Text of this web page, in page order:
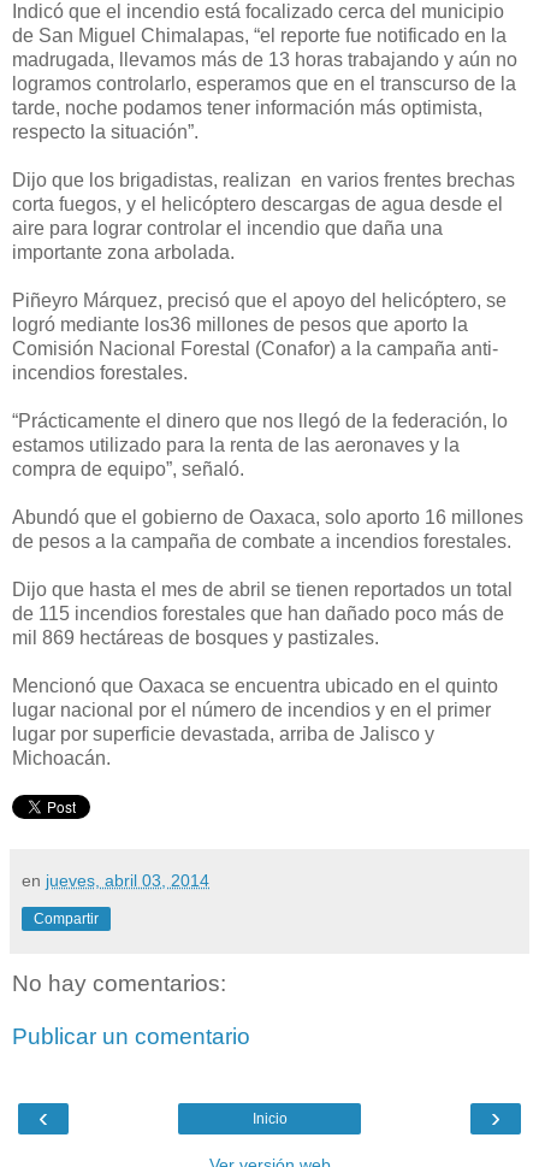
Indicó que el incendio está focalizado cerca del municipio
de San Miguel Chimalapas, “el reporte fue notificado en la
madrugada, llevamos más de 13 horas trabajando y aún no
logramos controlarlo, esperamos que en el transcurso de la
tarde, noche podamos tener información más optimista,
respecto la situación”.
Dijo que los brigadistas, realizan en varios frentes brechas
corta fuegos, y el helicóptero descargas de agua desde el
aire para lograr controlar el incendio que daña una
importante zona arbolada.
Piñeyro Márquez, precisó que el apoyo del helicóptero, se
logró mediante los36 millones de pesos que aporto la
Comisión Nacional Forestal (Conafor) a la campaña anti-
incendios forestales.
“Prácticamente el dinero que nos llegó de la federación, lo
estamos utilizado para la renta de las aeronaves y la
compra de equipo”, señaló.
Abundó que el gobierno de Oaxaca, solo aporto 16 millones
de pesos a la campaña de combate a incendios forestales.
Dijo que hasta el mes de abril se tienen reportados un total
de 115 incendios forestales que han dañado poco más de
mil 869 hectáreas de bosques y pastizales.
Mencionó que Oaxaca se encuentra ubicado en el quinto
lugar nacional por el número de incendios y en el primer
lugar por superficie devastada, arriba de Jalisco y
Michoacán.
en jueves, abril 03, 2014
Compartir
No hay comentarios:
Publicar un comentario
‹ ›
Inicio